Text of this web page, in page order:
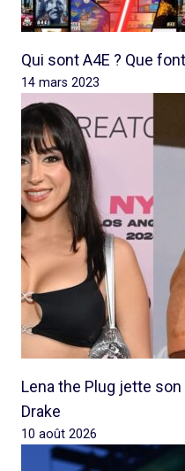
Qui sont A4E ? Que
14 mars 2023
Lena the Plug jette
Drake
10 août 2026